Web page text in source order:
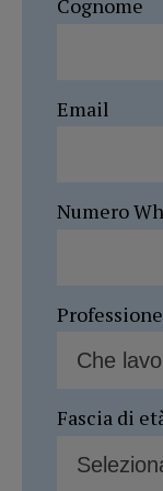
Cognome
Email
Numero
Professione
Fascia di